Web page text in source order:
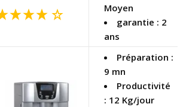
Moyen
garantie : 2
ans
Préparation :
9 mn
Productivité
: 12 Kg/jour